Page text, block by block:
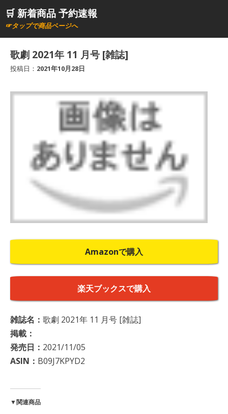
ン🛒 新着商品 予約速報
☞タップで商品ページへ
歌劇 2021年 11 月号 [雑誌]
投稿日： 2021年10月28日
Amazonで購入
楽天ブックスで購入
雑誌名： 歌劇 2021年 11 月号 [雑誌]
掲載：
発売日： 2021/11/05
ASIN： B09J7KPYD2
▼関連商品